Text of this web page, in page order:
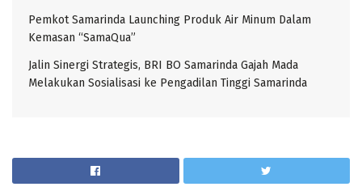
Pemkot Samarinda Launching Produk Air Minum Dalam
Kemasan “SamaQua”
Jalin Sinergi Strategis, BRI BO Samarinda Gajah Mada
Melakukan Sosialisasi ke Pengadilan Tinggi Samarinda